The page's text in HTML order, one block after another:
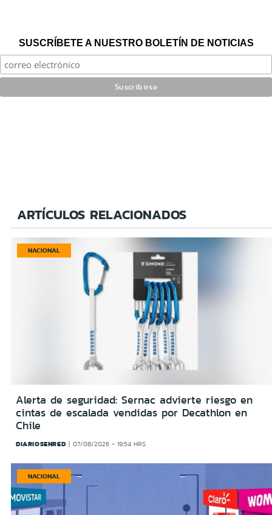
SUSCRÍBETE A NUESTRO BOLETÍN DE NOTICIAS
ARTÍCULOS RELACIONADOS
NACIONAL
Alerta de seguridad: Sernac advierte riesgo en
cintas de escalada vendidas por Decathlon en
Chile
DIARIOSENRED 07/08/2026 - 19:54 HRS
NACIONAL